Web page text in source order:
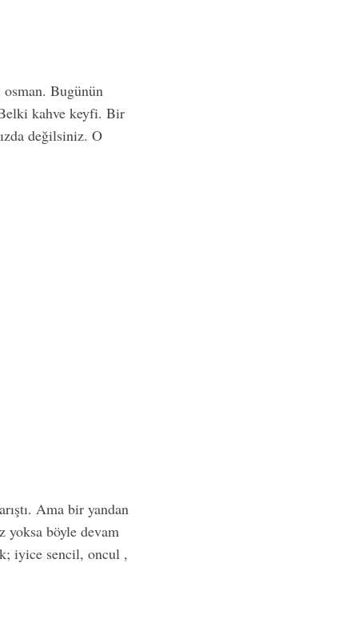
Bugünün
kahve keyfi. Bir
değilsiniz. O
Ama bir yandan
yoksa böyle devam
iyice sencil, oncul ,